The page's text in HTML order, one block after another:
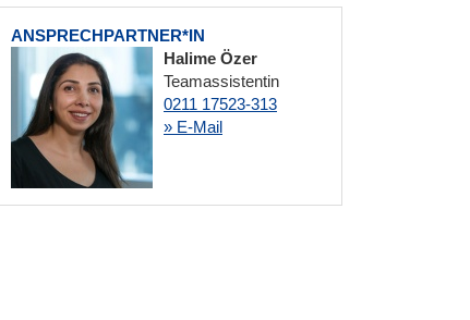
ANSPRECHPARTNER*IN
Halime Özer
Teamassistentin
0211 17523-313
» E-Mail